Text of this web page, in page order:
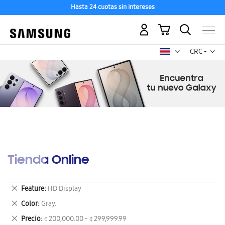
Hasta 24 cuotas sin intereses
CRC -
colón
Mi carrito
Tienda Online
Feature HD Display
Eliminar
este
artículo
Color Gray.
Eliminar
este
Precio ¢ 200,000.00 - ¢ 299,999.99
Eliminar